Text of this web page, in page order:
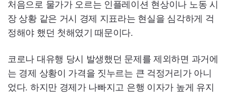
처음으로 물가가 오르는 인플레이션 현상이나 노동 시
장 상황 같은 거시 경제 지표라는 현실을 심각하게 걱
정해야 했던 첫해였기 때문이다.
코로나 대유행 당시 발생했던 문제를 제외하면 과거에
는 경제 상황이 가격을 짓누르는 큰 걱정거리가 아니
었다. 하지만 경제가 나빠지고 은행 이자가 높게 유지